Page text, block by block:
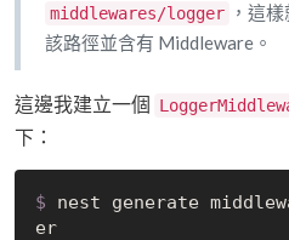
middlewares/logger ，這
該路徑並含有 Middleware。
這邊我建立一個
下：
$ nest generate
er